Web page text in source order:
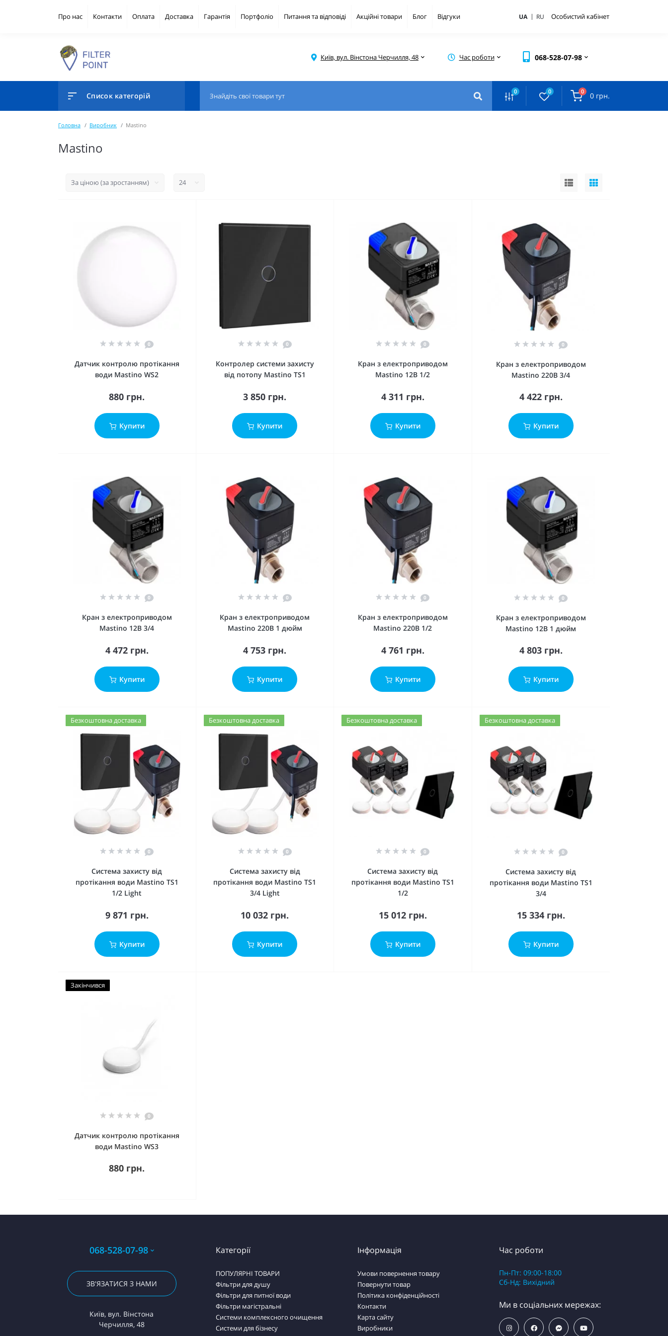
Про нас Контакти Оплата Доставка Гарантія Портфоліо Питання та відповіді Акційні товари Блог Відгуки UA | RU Особистий кабінет
Київ, вул. Вінстона Черчилля, 48 Час роботи 068-528-07-98
Список категорій 0 0 0 0 грн.
Головна Виробник Mastino
Mastino
0
Датчик контролю протікання
води Mastino WS2
880 грн.
Купити
0
Контролер системи захисту
від потопу Mastino TS1
3 850 грн.
Купити
0
Кран з електроприводом
Mastino 12В 1/2
4 311 грн.
Купити
0
Кран з електроприводом
Mastino 220В 3/4
4 422 грн.
Купити
0
Кран з електроприводом
Mastino 12В 3/4
4 472 грн.
Купити
0
Кран з електроприводом
Mastino 220В 1 дюйм
4 753 грн.
Купити
0
Кран з електроприводом
Mastino 220В 1/2
4 761 грн.
Купити
0
Кран з електроприводом
Mastino 12В 1 дюйм
4 803 грн.
Купити
Безкоштовна доставка
0
Система захисту від
протікання води Mastino TS1
1/2 Light
9 871 грн.
Купити
Безкоштовна доставка
0
Система захисту від
протікання води Mastino TS1
3/4 Light
10 032 грн.
Купити
Безкоштовна доставка
0
Система захисту від
протікання води Mastino TS1
1/2
15 012 грн.
Купити
Безкоштовна доставка
0
Система захисту від
протікання води Mastino TS1
3/4
15 334 грн.
Купити
Закінчився
0
Датчик контролю протікання
води Mastino WS3
880 грн.
068-528-07-98
ЗВ'ЯЗАТИСЯ З НАМИ
Київ, вул. Вінстона
Черчилля, 48
Категорії
ПОПУЛЯРНІ ТОВАРИ
Фільтри для душу
Фільтри для питної води
Фільтри магістральні
Системи комплексного очищення
Системи для бізнесу
Інформація
Умови повернення товару
Повернути товар
Політика конфіденційності
Контакти
Карта сайту
Виробники
Час роботи
Пн-Пт: 09:00-18:00
Сб-Нд: Вихідний
Ми в соціальних мережах: